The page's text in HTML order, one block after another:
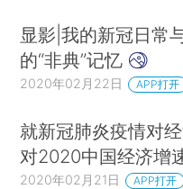
显影|我的新冠日常
的“非典”记忆
2020年02月22日 APP打开
就新冠肺炎疫情对
对2020中国经济增
2020年02月21日 APP打开